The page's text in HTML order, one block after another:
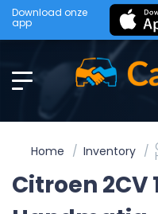
Download onze
app
Home Inventory
Citroen 2CV